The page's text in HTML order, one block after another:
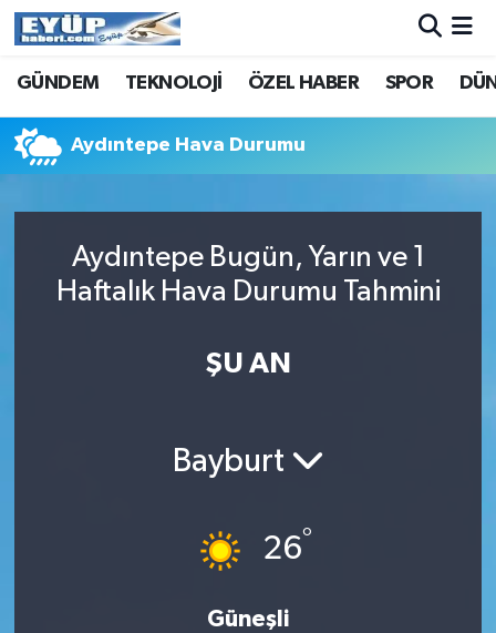
GÜNDEM TEKNOLOJİ ÖZEL HABER SPOR
Aydıntepe Hava Durumu
Aydıntepe Bugün, Yarın ve 1
Haftalık Hava Durumu Tahmini
ŞU AN
Bayburt
26°
Güneşli